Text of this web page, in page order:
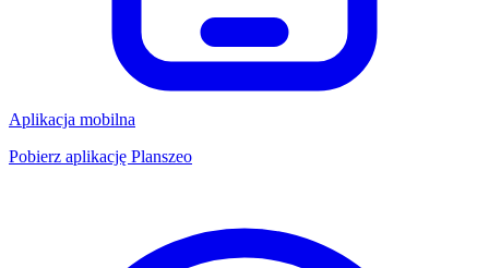
Aplikacja mobilna
Pobierz aplikację Planszeo